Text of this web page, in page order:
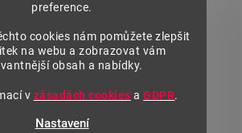
preference.
cookies nám pomůžete zlepšit
na webu a zobrazovat vám
obsah a nabídky.
v zásadách cookies aGDPR.
Nastavení